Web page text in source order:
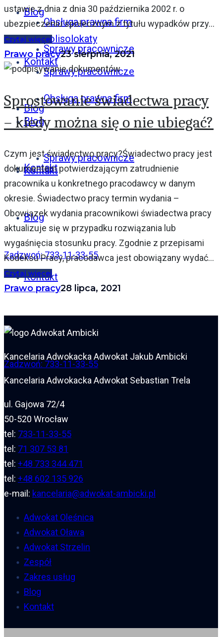
Sprawy pracownicze
Blog
Kontakt
Zadzwoń: 733-11-33-55
Blog
Kontakt
polisolokaty
Obsługa prawna firm
Sprawy pracownicze
Blog
Kontakt
Zadzwoń: 733-11-33-55
Obsługa prawna firm
Sprawy pracownicze
Blog
Kontakt
ustawie z dnia z dnia 30 października 2002 r. o
ubezpieczeniu społecznym z tytułu wypadków przy...
Czytaj więcej
Prawo pracy23 sierpnia, 2021
Sprostowanie świadectwa pracy
– kiedy można się o nie ubiegać?
Czym jest świadectwo pracy?Świadectwo pracy jest
dokumentem potwierdzającym zatrudnienie
pracownika u konkretnego pracodawcy w danym
okresie. Świadectwo pracy termin wydania –
Obowiązek wydania pracownikowi świadectwa pracy
aktualizuje się w przypadku rozwiązania lub
wygaśnięcia stosunku pracy. Zgodnie z przepisami
Kodeksu Pracy, pracodawca jest obowiązany wydać...
Czytaj więcej
Prawo pracy28 lipca, 2021
Kancelaria Adwokacka Adwokat Jakub Ambicki
Kancelaria Adwokacka Adwokat Sebastian Trela
ul. Gajowa 72/4
50-520 Wrocław
tel: 733-11-33-55
tel: 71 307 53 81
tel: +48 733 344 471
tel: +48 602 135 926
e-mail: kancelaria@adwokat-ambicki.pl
Adwokat Oleśnica
Adwokat Oława
Adwokat Strzelin
Zespół
Zakres usług
Blog
Kontakt